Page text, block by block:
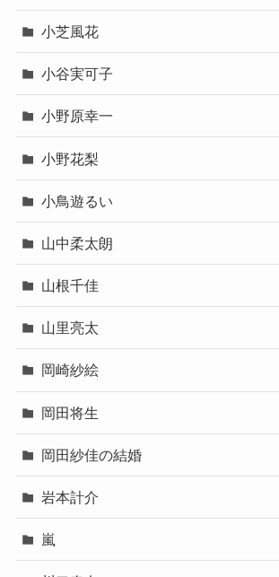
小芝風花
小谷実可子
小野原幸一
小野花梨
小鳥遊るい
山中柔太朗
山根千佳
山里亮太
岡崎紗絵
岡田将生
岡田紗佳の結婚
岩本計介
嵐